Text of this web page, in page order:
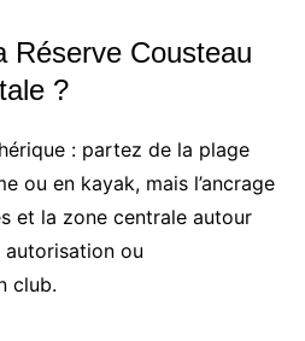
Réserve Cousteau
?
: partez de la plage
ou en kayak, mais l’ancrage
et la zone centrale autour
autorisation ou
club.